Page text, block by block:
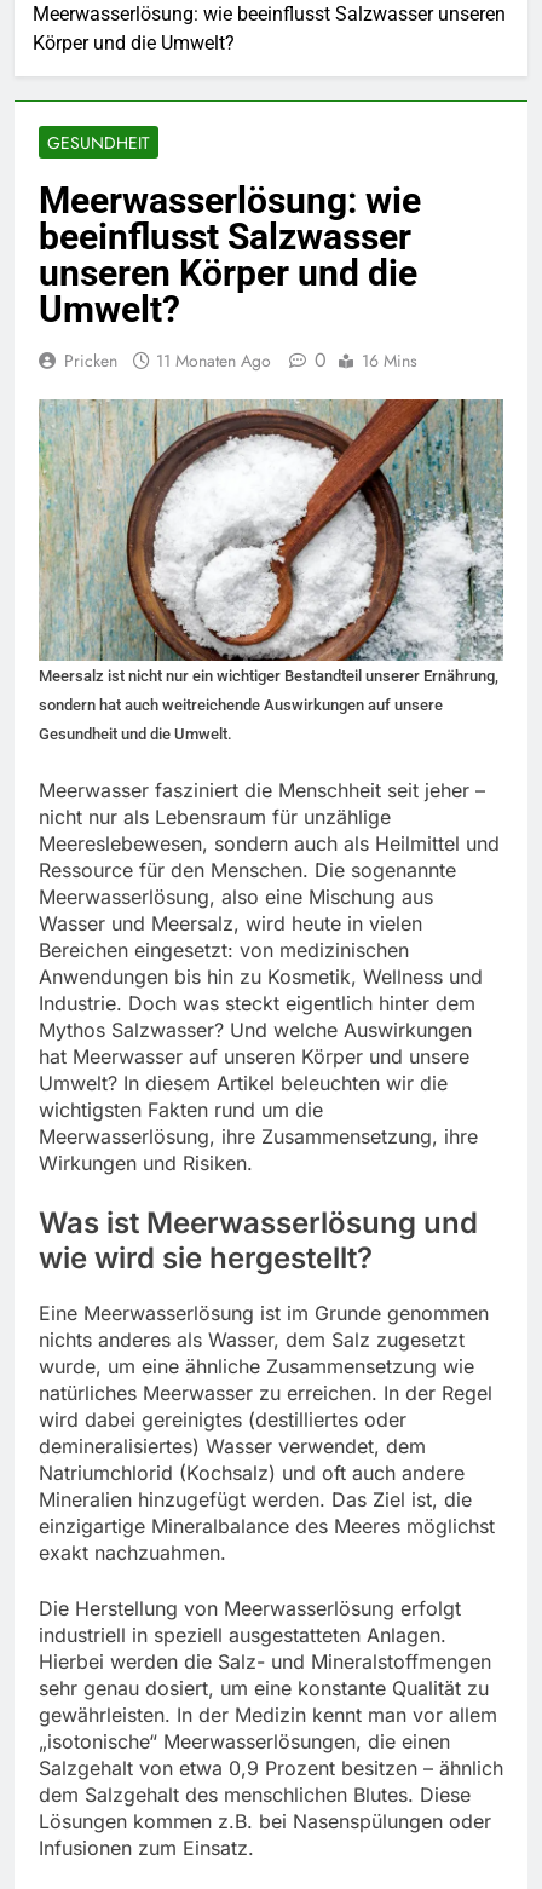
Meerwasserlösung: wie beeinflusst Salzwasser unseren
Körper und die Umwelt?
GESUNDHEIT
Meerwasserlösung: wie
beeinflusst Salzwasser
unseren Körper und die
Umwelt?
Pricken 11 Monaten Ago 0 16 Mins
Meersalz ist nicht nur ein wichtiger Bestandteil unserer Ernährung,
sondern hat auch weitreichende Auswirkungen auf unsere
Gesundheit und die Umwelt.
Meerwasser fasziniert die Menschheit seit jeher –
nicht nur als Lebensraum für unzählige
Meereslebewesen, sondern auch als Heilmittel und
Ressource für den Menschen. Die sogenannte
Meerwasserlösung, also eine Mischung aus
Wasser und Meersalz, wird heute in vielen
Bereichen eingesetzt: von medizinischen
Anwendungen bis hin zu Kosmetik, Wellness und
Industrie. Doch was steckt eigentlich hinter dem
Mythos Salzwasser? Und welche Auswirkungen
hat Meerwasser auf unseren Körper und unsere
Umwelt? In diesem Artikel beleuchten wir die
wichtigsten Fakten rund um die
Meerwasserlösung, ihre Zusammensetzung, ihre
Wirkungen und Risiken.
Was ist Meerwasserlösung und
wie wird sie hergestellt?
Eine Meerwasserlösung ist im Grunde genommen
nichts anderes als Wasser, dem Salz zugesetzt
wurde, um eine ähnliche Zusammensetzung wie
natürliches Meerwasser zu erreichen. In der Regel
wird dabei gereinigtes (destilliertes oder
demineralisiertes) Wasser verwendet, dem
Natriumchlorid (Kochsalz) und oft auch andere
Mineralien hinzugefügt werden. Das Ziel ist, die
einzigartige Mineralbalance des Meeres möglichst
exakt nachzuahmen.
Die Herstellung von Meerwasserlösung erfolgt
industriell in speziell ausgestatteten Anlagen.
Hierbei werden die Salz- und Mineralstoffmengen
sehr genau dosiert, um eine konstante Qualität zu
gewährleisten. In der Medizin kennt man vor allem
„isotonische“ Meerwasserlösungen, die einen
Salzgehalt von etwa 0,9 Prozent besitzen – ähnlich
dem Salzgehalt des menschlichen Blutes. Diese
Lösungen kommen z.B. bei Nasenspülungen oder
Infusionen zum Einsatz.